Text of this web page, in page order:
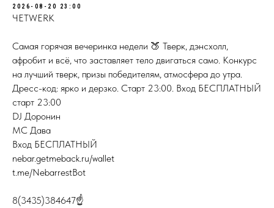
2026-08-20 23:00
ЧЕTWERK
Самая горячая вечеринка недели 🍑 Тверк, дэнсхолл,
афробит и всё, что заставляет тело двигаться само. Конкурс
на лучший тверк, призы победителям, атмосфера до утра.
Дресс-код: ярко и дерзко. Старт 23:00. Вход БЕСПЛАТНЫЙ
старт 23:00
DJ Доронин
МС Дава
Вход БЕСПЛАТНЫЙ
nebar.getmeback.ru/wallet
t.me/NebarrestBot
8(3435)384647☝